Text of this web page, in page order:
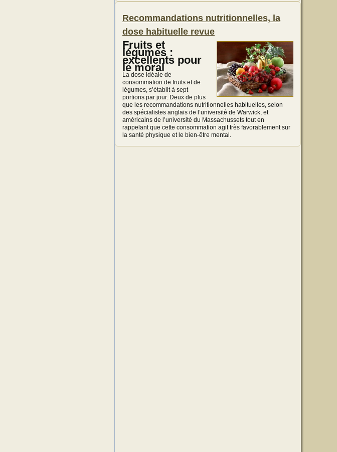
Recommandations nutritionnelles, la
dose habituelle revue
Fruits et
légumes :
excellents pour
le moral
La dose idéale de
consommation de fruits et de
légumes, s’établit à sept
portions par jour. Deux de plus
que les recommandations nutritionnelles habituelles, selon
des spécialistes anglais de l’université de Warwick, et
américains de l’université du Massachussets tout en
rappelant que cette consommation agit très favorablement sur
la santé physique et le bien-être mental.